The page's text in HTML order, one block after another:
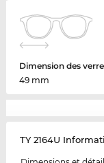
Dimension des
49 mm
TY 2164U